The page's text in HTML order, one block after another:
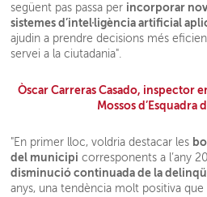
següent pas passa per incorporar
sistemes d’intel·ligència artificial
ajudin a prendre decisions més
servei a la ciutadania".
Òscar Carreras Casado, inspector
Mossos d’Esquadra
"En primer lloc, voldria destacar les
del municipi corresponents a l’any
disminució continuada de la
anys, una tendència molt positiva